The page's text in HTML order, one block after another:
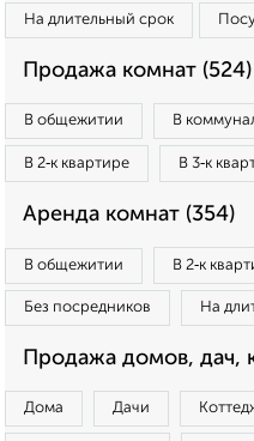
На длительный срок
Продажа комнат (524)
В общежитии В
В 2‑к квартире В 3‑к
Аренда комнат (354)
В общежитии В 2‑к
Без посредников На
Продажа домов, дач,
Дома Дачи